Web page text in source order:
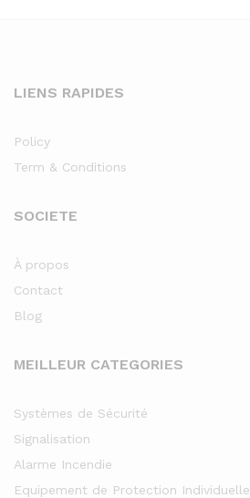
LIENS RAPIDES
Policy
Term & Conditions
SOCIETE
À propos
Contact
Blog
MEILLEUR CATEGORIES
Systèmes de Sécurité
Signalisation
Alarme Incendie
Equipement de Protection Individuelle